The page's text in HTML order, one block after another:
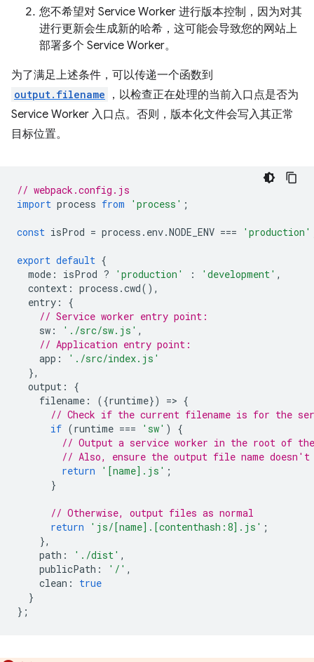
您不希望对 Service Worker 进行版本控制，因为对其
进行更新会生成新的哈希，这可能会导致您的网站上
部署多个 Service Worker。
为了满足上述条件，可以传递一个函数到
output.filename
，以检查正在处理的当前入口点是否为
Service Worker 入口点。否则，版本化文件会写入其正常
目标位置。
// webpack.config.js
import process from 'process' ;
const isProd = process . env.NODE_ENV === 'production'
export default {
mode : isProd ? 'production' : 'development' ,
context : process .cwd(),
entry :
{
// Service worker entry point:
sw : './src/sw.js' ,
// Application entry point:
app :
'./src/index.js'
},
output :
{
filename : ({runtime}) => {
// Check if the current filename is for the
if (runtime === 'sw' )
{
// Output a service worker in the root of
// Also, ensure the output file name
return
'[name].js' ;
}
// Otherwise, output files as normal
return
'js/[name].[contenthash:8].js' ;
},
path : './dist' ,
publicPath : '/' ,
clean :
true
}
};